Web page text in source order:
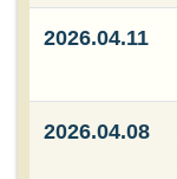
2026.04.11
2026.04.08